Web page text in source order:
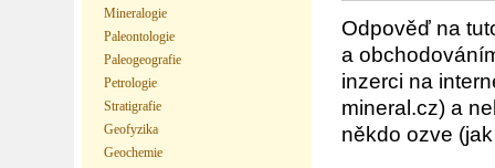
Odpověď na
a
inzerci na
mineral.cz) a
někdo ozve
Mineralogie
Paleontologie
Paleogeografie
Petrologie
Stratigrafie
Geofyzika
Geochemie